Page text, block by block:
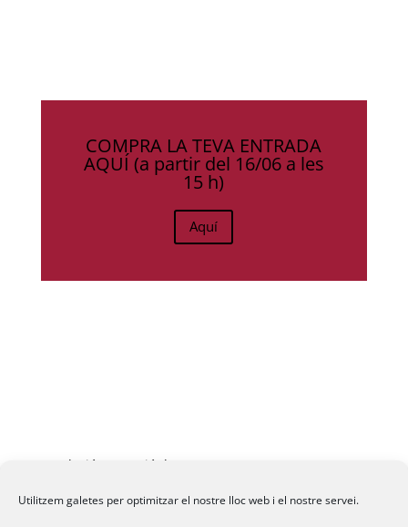
Utilitzem galetes per optimitzar el nostre lloc web i el nostre servei.
COMPRA LA TEVA ENTRADA
AQUÍ (a partir del 16/06 a les
15 h)
Aquí
Fundació La Passió d’Esparreguera, 2026